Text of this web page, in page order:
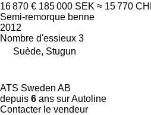
16 870 € 185 000 SEK ≈ 15 770
Semi-remorque benne
2012
Nombre d'essieux 3
Suède, Stugun
ATS Sweden AB
depuis 6 ans sur Autoline
Contacter le vendeur